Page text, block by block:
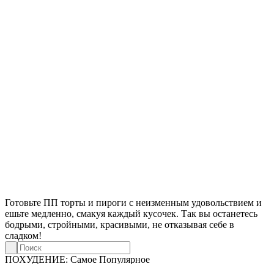
Готовьте ПП торты и пироги с неизменным удовольствием и
ешьте медленно, смакуя каждый кусочек. Так вы останетесь
бодрыми, стройными, красивыми, не отказывая себе в
сладком!
ПОХУДЕНИЕ: Самое Популярное